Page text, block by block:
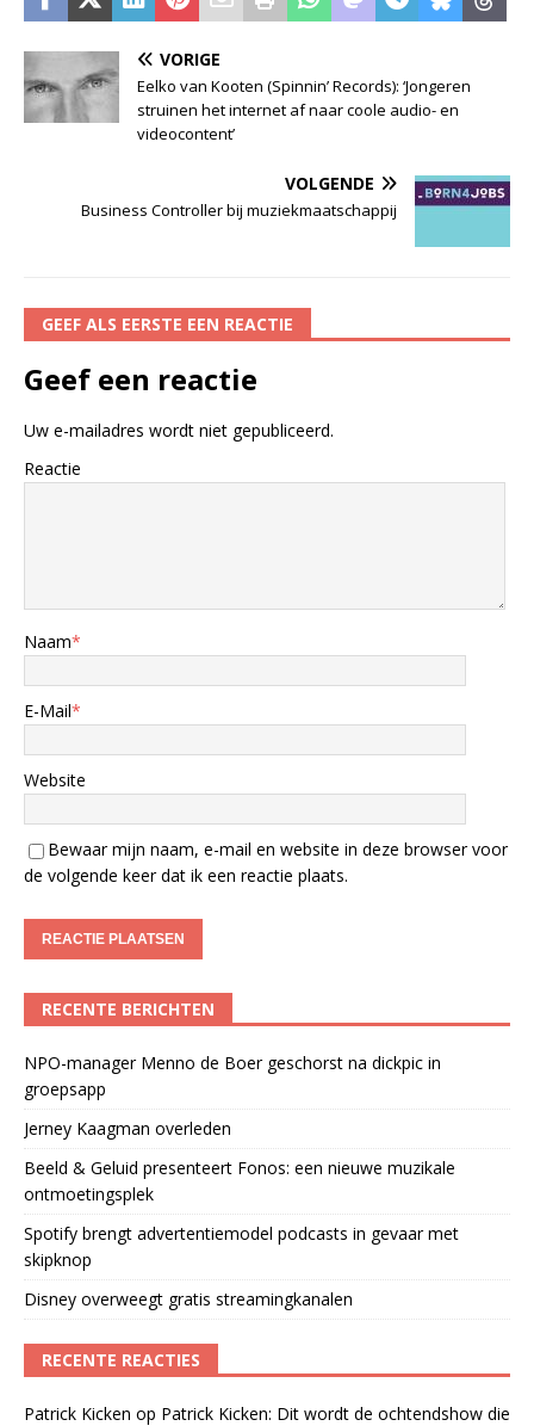
VORIGE
Eelko van Kooten (Spinnin’ Records): ‘Jongeren
struinen het internet af naar coole audio- en
videocontent’
VOLGENDE
Business Controller bij muziekmaatschappij
GEEF ALS EERSTE EEN REACTIE
Geef een reactie
Uw e-mailadres wordt niet gepubliceerd.
Reactie
Naam*
E-Mail*
Website
Bewaar mijn naam, e-mail en website in deze browser voor
de volgende keer dat ik een reactie plaats.
RECENTE BERICHTEN
NPO-manager Menno de Boer geschorst na dickpic in
groepsapp
Jerney Kaagman overleden
Beeld & Geluid presenteert Fonos: een nieuwe muzikale
ontmoetingsplek
Spotify brengt advertentiemodel podcasts in gevaar met
skipknop
Disney overweegt gratis streamingkanalen
RECENTE REACTIES
Patrick Kicken op Patrick Kicken: Dit wordt de ochtendshow die